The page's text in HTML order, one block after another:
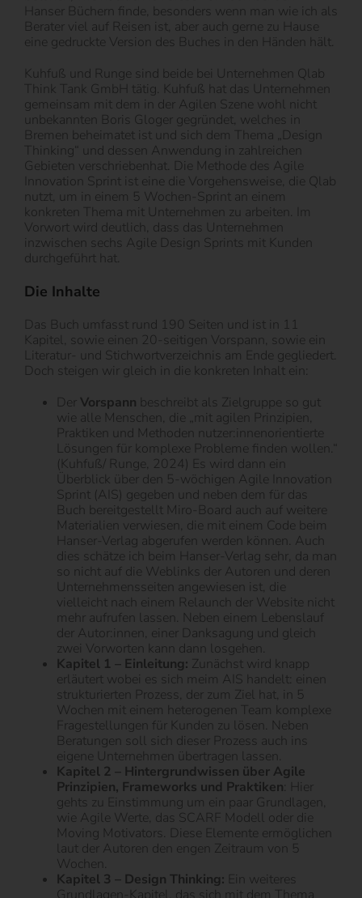
Hanser Büchern finde, besonders wenn man wie ich als
Berater viel auf Reisen ist, aber auch gerne zu Hause
eine gedruckte Version des Buches in den Händen hält.
Kuhfuß und Runge sind beide bei Unternehmen Qlab
Think Tank GmbH tätig. Kuhfuß hat das Unternehmen
gemeinsam mit dem in der Agilen Szene wohl nicht
unbekannten Boris Gloger gegründet, welches in
Bremen beheimatet ist und sich dem Thema „Design
Thinking“ und dessen Anwendung in zahlreichen
Gebieten verschriebenhat. Die Methode des Agile
Innovation Sprint ist eine die Vorgehensweise, die Qlab
nutzt, um in einem 5 Wochen-Sprint an einem
konkreten Thema mit Unternehmen zu arbeiten. Im
Vorwort wird deutlich, dass das Unternehmen
inzwischen sechs Agile Design Sprints mit Kunden
durchgeführt hat.
Die Inhalte
Das Buch umfasst rund 190 Seiten und ist in 11
Kapitel, sowie einen 20-seitigen Vorspann, sowie ein
Literatur- und Stichwortverzeichnis am Ende gegliedert.
Doch steigen wir gleich in die konkreten Inhalt ein:
Der Vorspann beschreibt als Zielgruppe so gut
wie alle Menschen, die „mit agilen Prinzipien,
Praktiken und Methoden nutzer:innenorientierte
Lösungen für komplexe Probleme finden wollen.“
(Kuhfuß/ Runge, 2024) Es wird dann ein
Überblick über den 5-wöchigen Agile Innovation
Sprint (AIS) gegeben und neben dem für das
Buch bereitgestellt Miro-Board auch auf weitere
Materialien verwiesen, die mit einem Code beim
Hanser-Verlag abgerufen werden können. Auch
dies schätze ich beim Hanser-Verlag sehr, da man
so nicht auf die Weblinks der Autoren und deren
Unternehmensseiten angewiesen ist, die
vielleicht nach einem Relaunch der Website nicht
mehr aufrufen lassen. Neben einem Lebenslauf
der Autor:innen, einer Danksagung und gleich
zwei Vorworten kann dann losgehen.
Kapitel 1 – Einleitung: Zunächst wird knapp
erläutert wobei es sich meim AIS handelt: einen
strukturierten Prozess, der zum Ziel hat, in 5
Wochen mit einem heterogenen Team komplexe
Fragestellungen für Kunden zu lösen. Neben
Beratungen soll sich dieser Prozess auch ins
eigene Unternehmen übertragen lassen.
Kapitel 2 – Hintergrundwissen über Agile
Prinzipien, Frameworks und Praktiken: Hier
gehts zu Einstimmung um ein paar Grundlagen,
wie Agile Werte, das SCARF Modell oder die
Moving Motivators. Diese Elemente ermöglichen
laut der Autoren den engen Zeitraum von 5
Wochen.
Kapitel 3 – Design Thinking: Ein weiteres